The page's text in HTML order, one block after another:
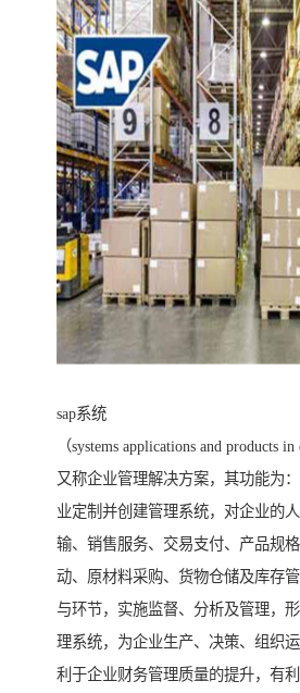
sap系统
（systems applications and products in
又称企业管理解决方案，其功能为
业定制并创建管理系统，对企业的
输、销售服务、交易支付、产品规
动、原材料采购、货物仓储及库存
与环节，实施监督、分析及管理，
理系统，为企业生产、决策、组织
利于企业财务管理质量的提升，有